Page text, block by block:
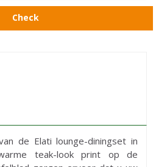
Check
de Elati lounge-diningset in
teak-look print op de